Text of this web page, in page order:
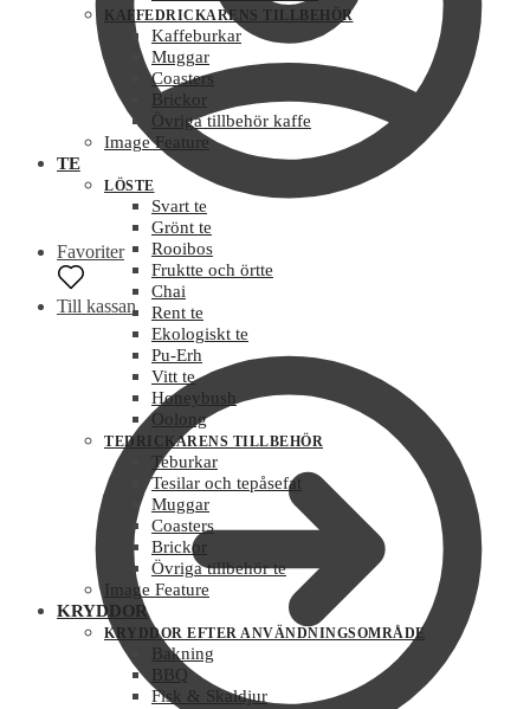
Favoriter
Till kassan
KAFFEDRICKARENS TILLBEHÖR
Kaffeburkar
Muggar
Coasters
Brickor
Övriga tillbehör kaffe
Image Feature
TE
LÖSTE
Svart te
Grönt te
Rooibos
Fruktte och örtte
Chai
Rent te
Ekologiskt te
Pu-Erh
Vitt te
Honeybush
Oolong
TEDRICKARENS TILLBEHÖR
Teburkar
Tesilar och tepåsefat
Muggar
Coasters
Brickor
Övriga tillbehör te
Image Feature
KRYDDOR
KRYDDOR EFTER ANVÄNDNINGSOMRÅDE
Bakning
BBQ
Fisk & Skaldjur